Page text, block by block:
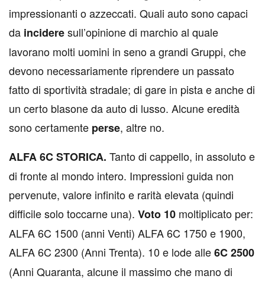
impressionanti o azzeccati. Quali auto sono capaci
da incideresull’opinione di marchio al quale
lavorano molti uomini in seno a grandi Gruppi, che
devono necessariamente riprendere un passato
fatto di sportività stradale; di gare in pista e anche di
un certo blasone da auto di lusso. Alcune eredità
sono certamente perse, altre no.
ALFA 6C STORICA. Tanto di cappello, in assoluto e
di fronte al mondo intero. Impressioni guida non
pervenute, valore infinito e rarità elevata (quindi
difficile solo toccarne una). Voto 10 moltiplicato per:
ALFA 6C 1500 (anni Venti) ALFA 6C 1750 e 1900,
ALFA 6C 2300 (Anni Trenta). 10 e lode alle6C 2500
(Anni Quaranta, alcune il massimo che mano di